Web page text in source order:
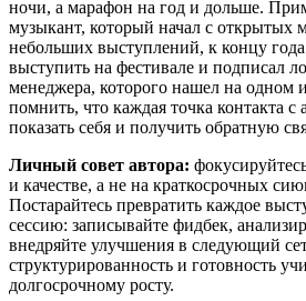
ночи, а марафон на год и дольше.
музыкант, который начал с открытых
небольших выступлений, к концу
выступить на фестивале и подписал
менеджера, которого нашел на одном
помнить, что каждая точка контакта
показать себя и получить обратную
Личный совет автора:
и качестве, а не на краткосрочных
Постарайтесь превратить каждое
сессию: записывайте фидбек,
внедряйте улучшения в следующий
структурированность и готовность
долгосрочному росту.